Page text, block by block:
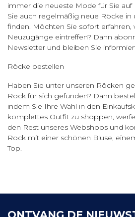
immer die neueste Mode für Sie auf
Sie auch regelmäßig neue Röcke
finden. Möchten Sie sofort erfahren,
Neuzugänge eintreffen? Dann
Newsletter und bleiben Sie
Röcke bestellen
Haben Sie unter unseren Röcken
Rock für sich gefunden? Dann
indem Sie Ihre Wahl in den
komplettes Outfit zu shoppen,
den Rest unseres Webshops und
Rock mit einer schönen Bluse,
Top.